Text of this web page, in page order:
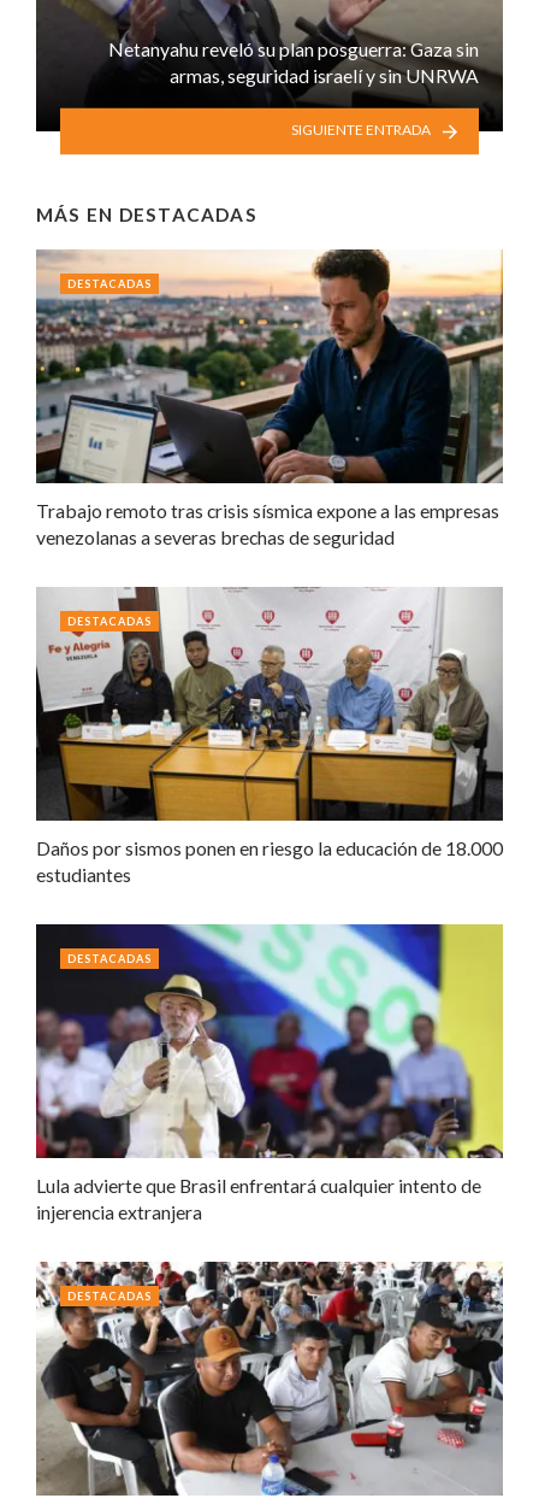
Netanyahu reveló su plan posguerra: Gaza sin
armas, seguridad israelí y sin UNRWA
SIGUIENTE ENTRADA
MÁS EN DESTACADAS
Trabajo remoto tras crisis sísmica expone a las empresas
venezolanas a severas brechas de seguridad
DESTACADAS
Daños por sismos ponen en riesgo la educación de 18.000
estudiantes
DESTACADAS
Lula advierte que Brasil enfrentará cualquier intento de
injerencia extranjera
DESTACADAS
DESTACADAS